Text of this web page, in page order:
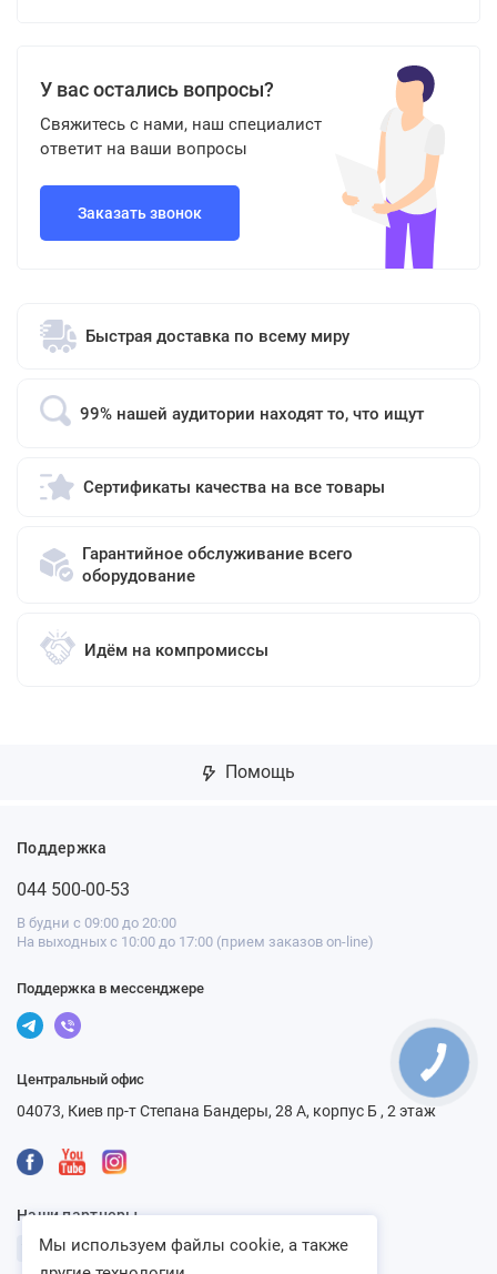
У вас остались вопросы?
Свяжитесь с нами, наш специалист
ответит на ваши вопросы
Заказать звонок
Быстрая доставка по всему миру
99% нашей аудитории находят то, что ищут
Сертификаты качества на все товары
Гарантийное обслуживание всего
оборудование
Идём на компромиссы
Помощь
Поддержка
044 500-00-53
В будни с 09:00 до 20:00
На выходных с 10:00 до 17:00 (прием заказов on-line)
Поддержка в мессенджере
Центральный офис
04073, Киев пр-т Степана Бандеры, 28 А, корпус Б , 2 этаж
Наши партнеры
Мы используем файлы cookie, а также